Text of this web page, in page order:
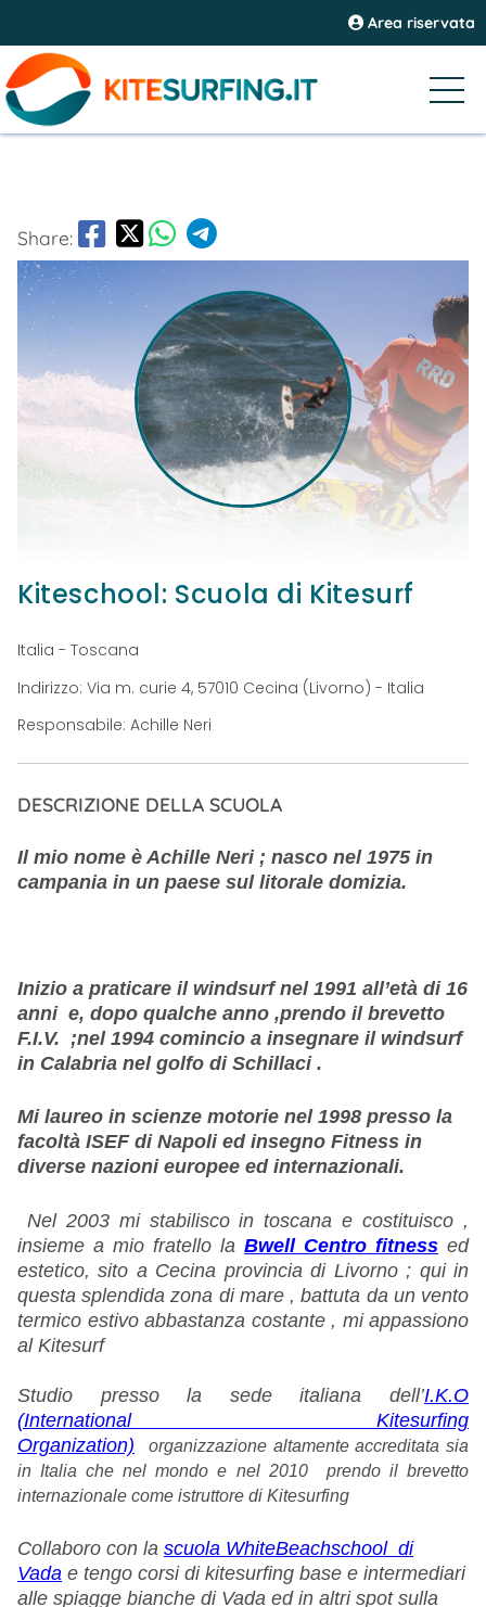
Area riservata
Share:
Kiteschool: Scuola di Kitesurf
Italia - Toscana
Indirizzo: Via m. curie 4, 57010 Cecina (Livorno) - Italia
Responsabile: Achille Neri
DESCRIZIONE DELLA SCUOLA
Il mio nome è Achille Neri ; nasco nel 1975 in
campania in un paese sul litorale domizia.
Inizio a praticare il windsurf nel 1991 all’età di 16
anni e, dopo qualche anno ,prendo il brevetto
F.I.V. ;nel 1994 comincio a insegnare il windsurf
in Calabria nel golfo di Schillaci .
Mi laureo in scienze motorie nel 1998 presso la
facoltà ISEF di Napoli ed insegno Fitness in
diverse nazioni europee ed internazionali.
Nel 2003 mi stabilisco in toscana e costituisco ,
insieme a mio fratello la Bwell Centro fitness ed
estetico, sito a Cecina provincia di Livorno ; qui in
questa splendida zona di mare , battuta da un vento
termico estivo abbastanza costante , mi appassiono
al Kitesurf
Studio presso la sede italiana dell’I.K.O
(International Kitesurfing
Organization)
organizzazione altamente accreditata sia
in Italia che nel mondo e nel 2010
prendo il brevetto
internazionale come istruttore di Kitesurfing
Collaboro con la scuola WhiteBeachschool di
Vada e tengo corsi di kitesurfing base e intermediari
alle spiagge bianche di Vada ed in altri spot sulla